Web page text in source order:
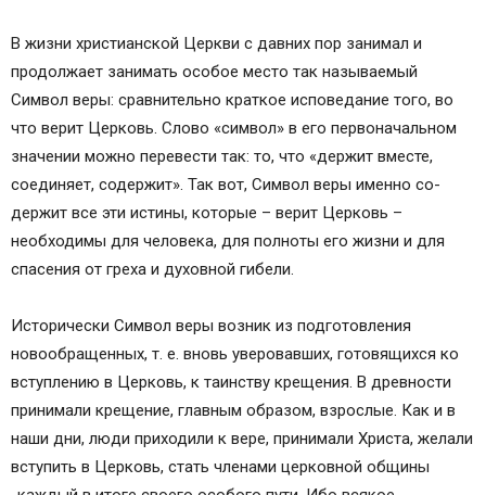
В жизни христианской Церкви с давних пор занимал и
продолжает занимать особое место так называемый
Символ веры: сравнительно краткое исповедание того, во
что верит Церковь. Слово «символ» в его первоначальном
значении можно перевести так: то, что «держит вместе,
соединяет, содержит». Так вот, Символ веры именно со-
держит все эти истины, которые – верит Церковь –
необходимы для человека, для полноты его жизни и для
спасения от греха и духовной гибели.
Исторически Символ веры возник из подготовления
новообращенных, т. е. вновь уверовавших, готовящихся ко
вступлению в Церковь, к таинству крещения. В древности
принимали крещение, главным образом, взрослые. Как и в
наши дни, люди приходили к вере, принимали Христа, желали
вступить в Церковь, стать членами церковной общины